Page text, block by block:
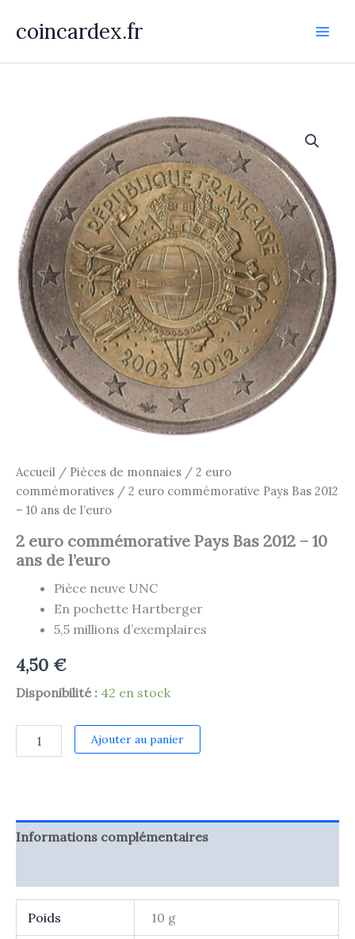
coincardex.fr
Accueil / Pièces de monnaies / 2 euro
commémoratives / 2 euro commémorative Pays Bas 2012
– 10 ans de l’euro
2 euro commémorative Pays Bas 2012 – 10
ans de l’euro
Pièce neuve UNC
En pochette Hartberger
5,5 millions d’exemplaires
4,50 €
Disponibilité : 42 en stock
Bas
2012
ans
l'euro
Ajouter au panier
Informations complémentaires
Poids 10 g